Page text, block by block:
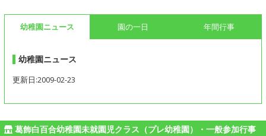
幼稚園ニュース 園の一日 年間行事
幼稚園ニュース
更新日:2009-02-23
葛飾白百合幼稚園未就園児クラス（プレ幼稚園）・一般参加行事